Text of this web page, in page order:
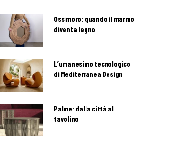
Ossimoro: quando il marmo
diventa legno
L’umanesimo tecnologico
di Mediterranea Design
Palme: dalla città al
tavolino